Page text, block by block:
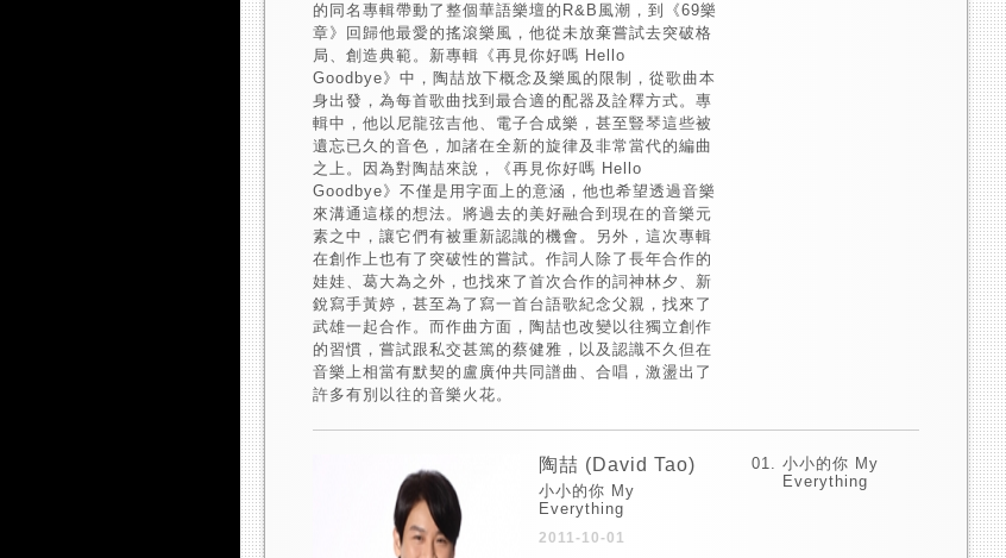
的同名專輯帶動了整個華語樂壇的R&B風潮，到《69樂
章》回歸他最愛的搖滾樂風，他從未放棄嘗試去突破格
局、創造典範。新專輯《再見你好嗎 Hello
Goodbye》中，陶喆放下概念及樂風的限制，從歌曲本
身出發，為每首歌曲找到最合適的配器及詮釋方式。專
輯中，他以尼龍弦吉他、電子合成樂，甚至豎琴這些被
遺忘已久的音色，加諸在全新的旋律及非常當代的編曲
之上。因為對陶喆來說，《再見你好嗎 Hello
Goodbye》不僅是用字面上的意涵，他也希望透過音樂
來溝通這樣的想法。將過去的美好融合到現在的音樂元
素之中，讓它們有被重新認識的機會。另外，這次專輯
在創作上也有了突破性的嘗試。作詞人除了長年合作的
娃娃、葛大為之外，也找來了首次合作的詞神林夕、新
銳寫手黃婷，甚至為了寫一首台語歌紀念父親，找來了
武雄一起合作。而作曲方面，陶喆也改變以往獨立創作
的習慣，嘗試跟私交甚篤的蔡健雅，以及認識不久但在
音樂上相當有默契的盧廣仲共同譜曲、合唱，激盪出了
許多有別以往的音樂火花。
陶喆 (David Tao)
小小的你 My
Everything
2011-10-01
小小的你 My
Everything